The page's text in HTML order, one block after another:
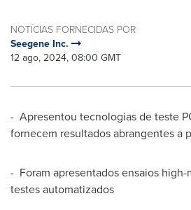
NOTÍCIAS FORNECIDAS POR
Seegene Inc.
12 ago, 2024, 08:00 GMT
- Apresentou tecnologias de teste
fornecem resultados abrangentes a
- Foram apresentados ensaios
testes automatizados